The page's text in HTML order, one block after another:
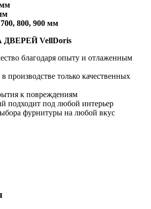
800, 900 мм
VellDoris
благодаря опыту и отлаженным
производстве только качественных
к повреждениям
подходит под любой интерьер
фурнитуры на любой вкус